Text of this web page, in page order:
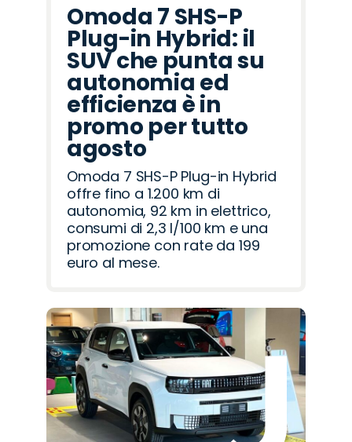
Omoda 7 SHS-P
Plug-in Hybrid: il
SUV che punta su
autonomia ed
efficienza è in
promo per tutto
agosto
Omoda 7 SHS-P Plug-in Hybrid
offre fino a 1.200 km di
autonomia, 92 km in elettrico,
consumi di 2,3 l/100 km e una
promozione con rate da 199
euro al mese.